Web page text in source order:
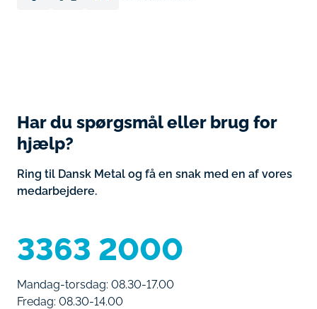
Har du spørgsmål eller brug for
hjælp?
Ring til Dansk Metal og få en snak med en af vores
medarbejdere.
3363 2000
Mandag-torsdag: 08.30-17.00
Fredag: 08.30-14.00